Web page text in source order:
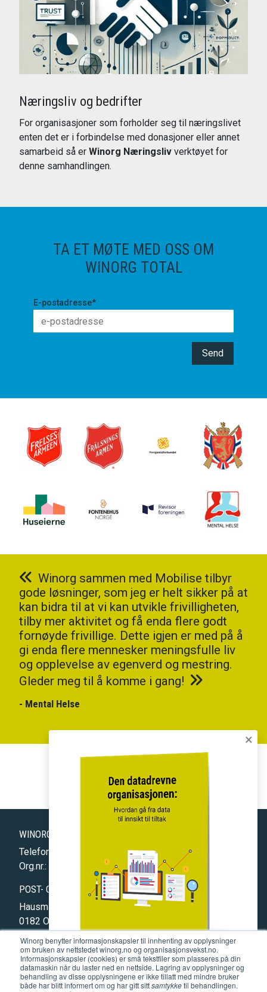
Winorg benytter informasjonskapsler til innhenting av opplysninger
om bruken av nettstedet winorg.no og organisasjonsvekst.no.
Informasjonskapsler (cookies) er små tekstfiler som plasseres på din
datamaskin når du laster ned en nettside. Lagring av opplysninger og
behandling av disse opplysningene er ikke tillatt med mindre bruker
både har blitt informert om og har gitt sittsamtykketil behandlingen.
Næringsliv og bedrifter
For organisasjoner som forholder seg til næringslivet
enten det er i forbindelse med donasjoner eller annet
samarbeid så er Winorg Næringsliv verktøyet for
denne samhandlingen.
TA ET MØTE MED OSS OM
WINORG TOTAL
E-postadresse*
Winorg sammen med Mobilise tilbyr
gode løsninger, som jeg er helt sikker på at
kan bidra til at vi kan utvikle frivilligheten,
tilby mer aktivitet og få enda flere godt
fornøyde frivillige. Dette igjen er med på å
gi enda flere mennesker meningsfulle liv
og opplevelse av egenverd og mestring.
Gleder meg til å komme i gang!
- Mental Helse
WINORG EXPRESS
WINORG TOTAL
WINORG TOTAL FAGFORENING
WINORG AS
Telefon: 477 75 877
Org.nr.: 994 325 310
POST- OG BESØKSADRESSE
Hausmannsgate 17
0182 OSLO (
Winorg på
Winorg
Abonner på nyhetsbrevet
×
Gratis guide
Den datadrevne organisasjonen